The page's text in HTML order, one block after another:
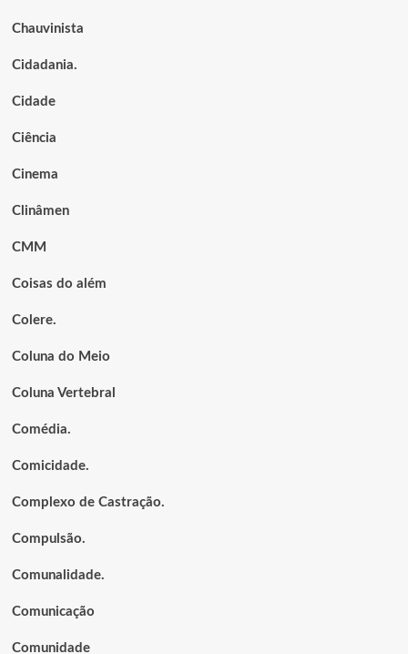
Chauvinista
Cidadania.
Cidade
Ciência
Cinema
Clinâmen
CMM
Coisas do além
Colere.
Coluna do Meio
Coluna Vertebral
Comédia.
Comicidade.
Complexo de Castração.
Compulsão.
Comunalidade.
Comunicação
Comunidade